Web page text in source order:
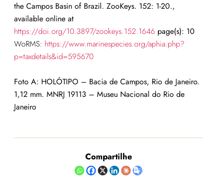
the Campos Basin of Brazil. ZooKeys. 152: 1-20.,
available online at
https://doi.org/10.3897/zookeys.152.1646 page(s): 10
WoRMS: https://www.marinespecies.org/aphia.php?
p=taxdetails&id=595670
Foto A: HOLÓTIPO – Bacia de Campos, Rio de Janeiro.
1,12 mm. MNRJ 19113 – Museu Nacional do Rio de
Janeiro
Compartilhe